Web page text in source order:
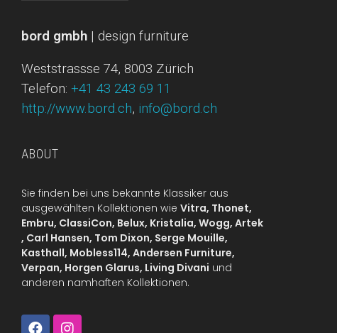
bord gmbh | design furniture
Weststrassse 74, 8003 Zürich
Telefon: +41 43 243 69 11
http://www.bord.ch, info@bord.ch
ABOUT
Sie finden bei uns bekannte Klassiker aus
ausgewählten Kollektionen wieVitra, Thonet,
Embru, ClassiCon, Belux, Kristalia, Wogg, Artek
, Carl Hansen, Tom Dixon, Serge Mouille,
Kasthall, Mobless114, Andersen Furniture,
Verpan, Horgen Glarus, Living Divani und
anderen namhaften Kollektionen.